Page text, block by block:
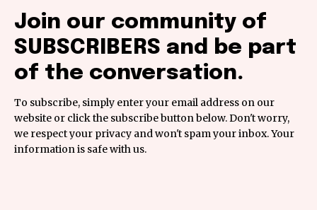
Join our community of
SUBSCRIBERS and be part
of the conversation.
To subscribe, simply enter your email address on our
website or click the subscribe button below. Don't worry,
we respect your privacy and won't spam your inbox. Your
information is safe with us.